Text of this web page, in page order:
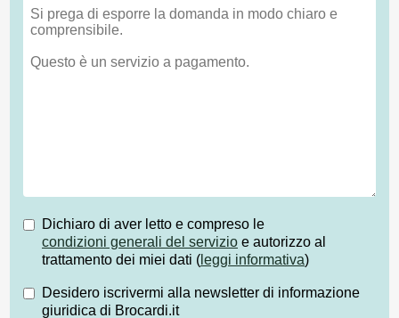
Dichiaro di aver letto e compreso le
condizioni generali del servizio e autorizzo al
trattamento dei miei dati ( leggi informativa)
Desidero iscrivermi alla newsletter di informazione
giuridica di Brocardi.it